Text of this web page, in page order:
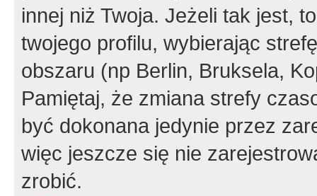
innej niż Twoja. Jeżeli tak jest,
twojego profilu, wybierając
obszaru (np Berlin, Bruksela,
Pamiętaj, że zmiana strefy
być dokonana jedynie przez
więc jeszcze się nie
zrobić.